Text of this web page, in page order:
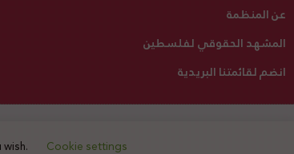
عن المنظمة
المشهد الحقوقي لفلسطين
انضم لقائمتنا البريدية
اتصل بنا تبرع لنا
Cookie settings